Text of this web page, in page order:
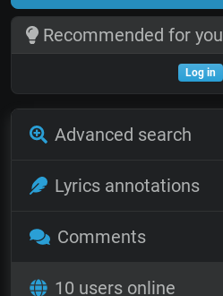
Recommended for you
Log in
Advanced search
Lyrics annotations
Comments
10 users online